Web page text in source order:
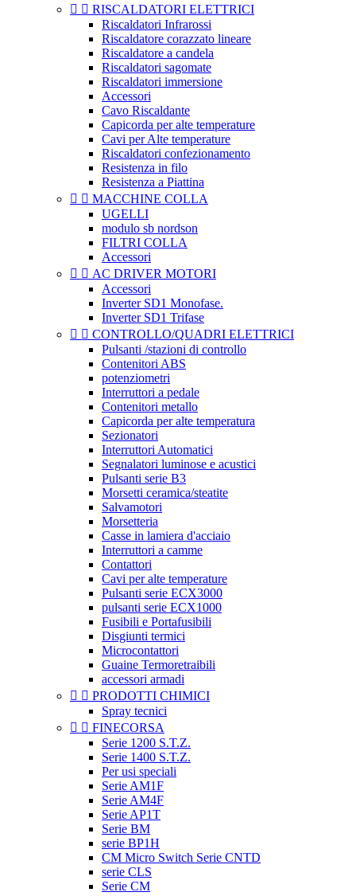
  RISCALDATORI ELETTRICI
Riscaldatori Infrarossi
Riscaldatore corazzato lineare
Riscaldatore a candela
Riscaldatori sagomate
Riscaldatori immersione
Accessori
Cavo Riscaldante
Capicorda per alte temperature
Cavi per Alte temperature
Riscaldatori confezionamento
Resistenza in filo
Resistenza a Piattina
  MACCHINE COLLA
UGELLI
modulo sb nordson
FILTRI COLLA
Accessori
  AC DRIVER MOTORI
Accessori
Inverter SD1 Monofase.
Inverter SD1 Trifase
  CONTROLLO/QUADRI ELETTRICI
Pulsanti /stazioni di controllo
Contenitori ABS
potenziometri
Interruttori a pedale
Contenitori metallo
Capicorda per alte temperatura
Sezionatori
Interruttori Automatici
Segnalatori luminose e acustici
Pulsanti serie B3
Morsetti ceramica/steatite
Salvamotori
Morsetteria
Casse in lamiera d'acciaio
Interruttori a camme
Contattori
Cavi per alte temperature
Pulsanti serie ECX3000
pulsanti serie ECX1000
Fusibili e Portafusibili
Disgiunti termici
Microcontattori
Guaine Termoretraibili
accessori armadi
  PRODOTTI CHIMICI
Spray tecnici
  FINECORSA
Serie 1200 S.T.Z.
Serie 1400 S.T.Z.
Per usi speciali
Serie AM1F
Serie AM4F
Serie AP1T
Serie BM
serie BP1H
CM Micro Switch Serie CNTD
serie CLS
Serie CM